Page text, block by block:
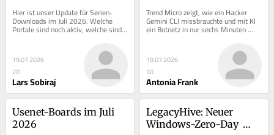
Hier ist unser Update für Serien-
Downloads im Juli 2026. Welche
Portale sind noch aktiv, welche sind
zwischenzeitlich offline gegangen?
19.07.2026
20
Lars Sobiraj
Minuten
Trend Micro zeigt, wie ein Hacker
Gemini CLI missbrauchte und mit KI
ein Botnetz in nur sechs Minuten
19.07.2026
30
Antonia Frank
Usenet-Boards im Juli
2026
LegacyHive: Neuer
Windows-Zero-Day